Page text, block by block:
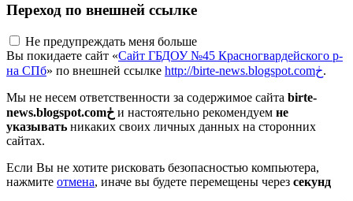
Переход по внешней ссылке
Не предупреждать меня больше
Вы покидаете сайт «Сайт ГБДОУ №45 Красногвардейского р-
на СПб» по внешней ссылке http://birte-news.blogspot.comڂ.
Мы не несем ответственности за содержимое сайта birte-
news.blogspot.comڂ и настоятельно рекомендуем не
указывать никаких своих личных данных на сторонних
сайтах.
Если Вы не хотите рисковать безопасностью компьютера,
нажмите отмена, иначе вы будете перемещены через секунд